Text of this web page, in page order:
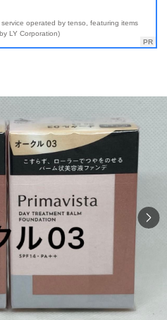
operated by tenso, featuring items
LY Corporation)